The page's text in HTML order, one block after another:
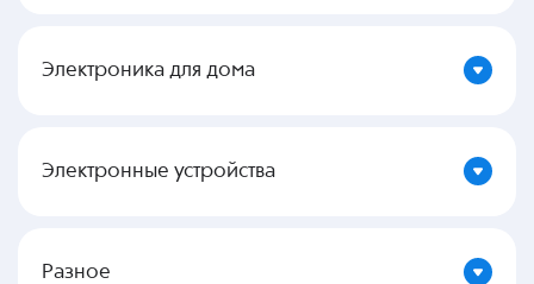
Электроника для дома
Электронные устройства
Разное